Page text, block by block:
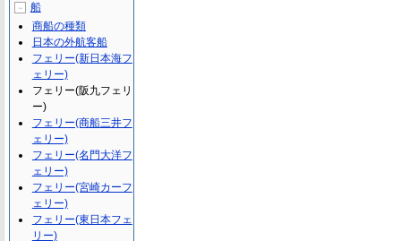
－
船
商船の種類
日本の外航客船
フェリー(新日本海フ
ェリー)
フェリー(阪九フェリ
ー)
フェリー(商船三井フ
ェリー)
フェリー(名門大洋フ
ェリー)
フェリー(宮崎カーフ
ェリー)
フェリー(東日本フェ
リー)